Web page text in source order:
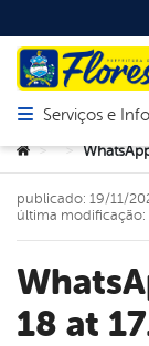
Abrir menu
Serviços e
Você está aqui:
> >
WhatsApp Image 2025-11-
18 at
publicado: 19/11/
última modificação: